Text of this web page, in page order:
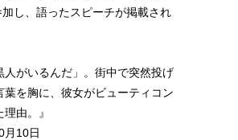
し、語ったスピーチが掲載され
人がいるんだ」。街中で突然投げ
葉を胸に、彼女がビューティコン
由。』
月10日